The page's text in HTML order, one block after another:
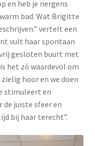
en heb je nergens
bad. Wat Brigitte
vertelt een
vult haar spontaan
gesloten buurt met
het zó waardevol om
hoor en we doen
stimuleert en
juiste sfeer en
bij haar terecht”.